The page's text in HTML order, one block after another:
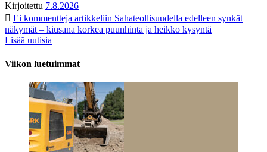
Kirjoitettu 7.8.2026
Ei kommentteja artikkeliin Sahateollisuudella edelleen synkät
näkymät – kiusana korkea puunhinta ja heikko kysyntä
Lisää uutisia
Viikon luetuimmat